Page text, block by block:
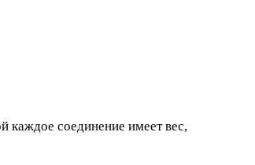
каждое соединение имеет вес,